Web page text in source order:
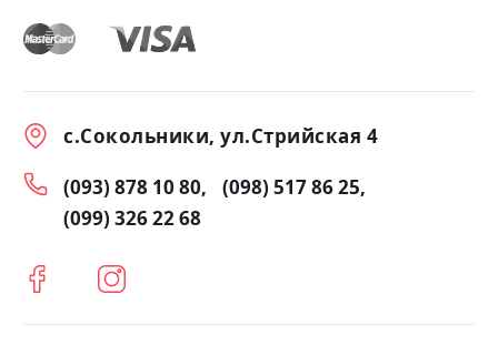
с.Сокольники, ул.Стрийская 4
(093) 878 10 80
(098) 517 86 25
(099) 326 22 68